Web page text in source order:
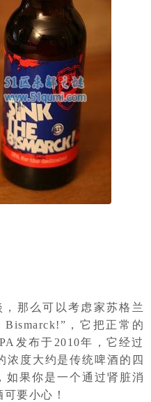
那么可以考虑家苏格兰
，它把正常的
发布于2010年，它经过
浓度大约是传统啤酒的四
如果你是一个通过肾脏消
要小心！